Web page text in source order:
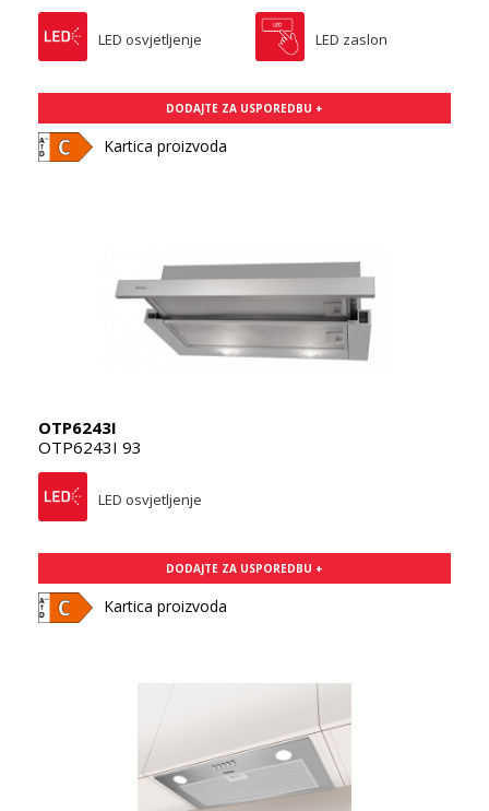
LED osvjetljenje LED zaslon
DODAJTE ZA USPOREDBU +
Kartica proizvoda
OTP6243I
OTP6243I 93
LED osvjetljenje
DODAJTE ZA USPOREDBU +
Kartica proizvoda